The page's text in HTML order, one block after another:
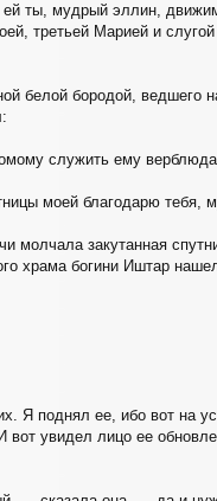
ей ты, мудрый эллин,
третьей Марией и
белой бородой, ведшего
служить ему
моей благодарю тебя,
молчала закутанная
храма богини Иштар
Я поднял ее, ибо вот на
увидел лицо ее